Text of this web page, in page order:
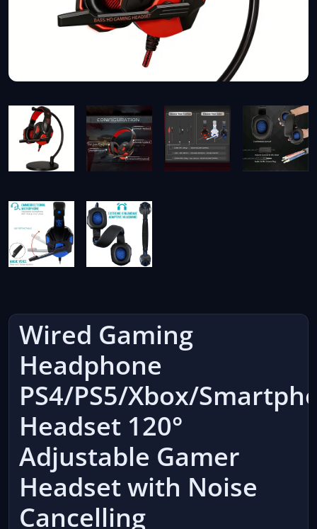
Wired Gaming
Headphone
PS4/PS5/Xbox/
Headset 120°
Adjustable Gamer
Headset with Noise
Cancelling